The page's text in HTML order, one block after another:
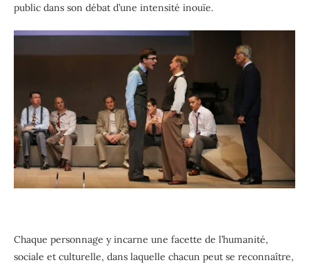
public dans son débat d’une intensité inouïe.
Chaque personnage y incarne une facette de l’humanité,
sociale et culturelle, dans laquelle chacun peut se reconnaître,